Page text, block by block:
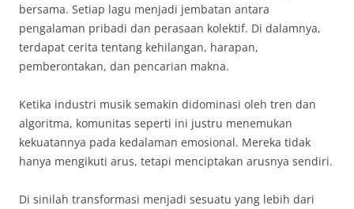
bersama. Setiap lagu menjadi jembatan antara
pengalaman pribadi dan perasaan kolektif. Di dalamnya,
terdapat cerita tentang kehilangan, harapan,
pemberontakan, dan pencarian makna.
Ketika industri musik semakin didominasi oleh tren dan
algoritma, komunitas seperti ini justru menemukan
kekuatannya pada kedalaman emosional. Mereka tidak
hanya mengikuti arus, tetapi menciptakan arusnya sendiri.
Di sinilah transformasi menjadi sesuatu yang lebih dari